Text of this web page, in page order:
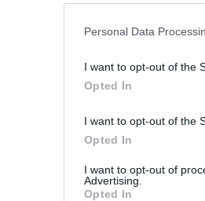
Personal Data
I want to opt-out of the
Opted In
I want to opt-out of the
Opted In
I want to opt-out of
Advertising.
Opted In